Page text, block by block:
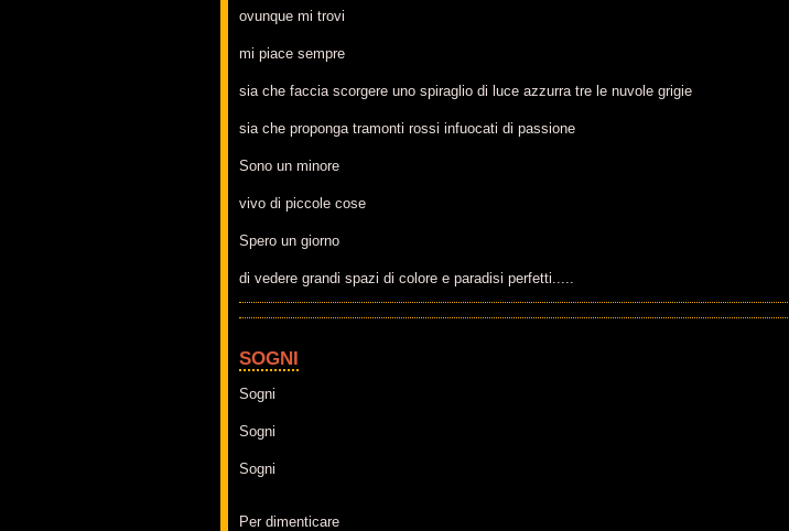
ovunque mi trovi
mi piace sempre
sia che faccia scorgere uno spiraglio di luce azzurra tre le nuvole grigie
sia che proponga tramonti rossi infuocati di passione
Sono un minore
vivo di piccole cose
Spero un giorno
di vedere grandi spazi di colore e paradisi perfetti.....
SOGNI
Sogni
Sogni
Sogni
Per dimenticare